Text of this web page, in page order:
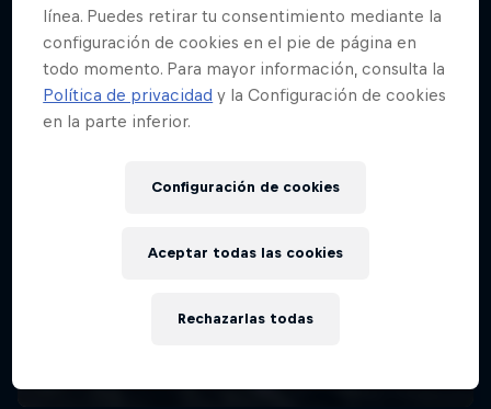
línea. Puedes retirar tu consentimiento mediante la
configuración de cookies en el pie de página en
todo momento. Para mayor información, consulta la
Política de privacidad y la Configuración de cookies
en la parte inferior.
Configuración de cookies
Rechazarlas todas
Aceptar todas las cookies